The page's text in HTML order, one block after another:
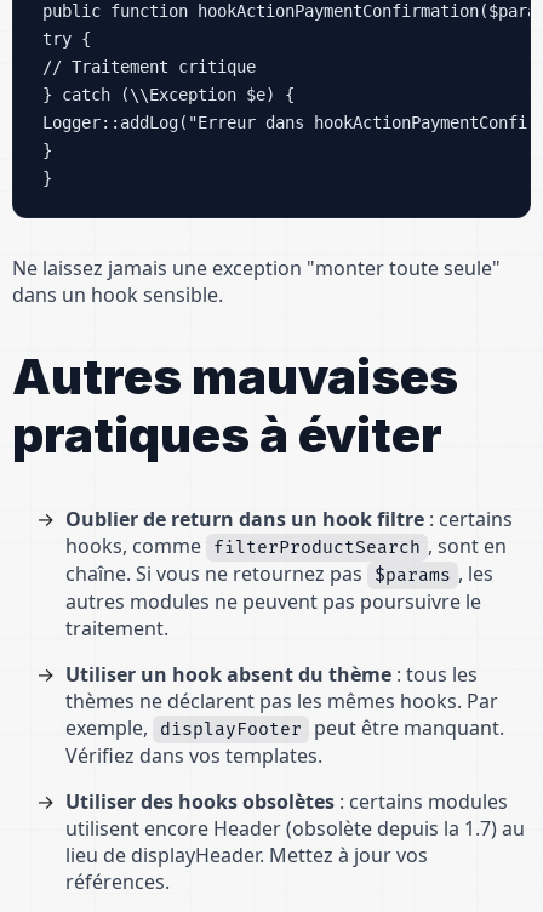
public function
try {
// Traitement critique
} catch (\\Exception $e) {
Logger::addLog("Erreur dans
}
Ne laissez jamais une exception "monter toute seule"
dans un hook sensible.
Autres mauvaises
pratiques à éviter
Oublier de return dans un hook filtre : certains
hooks, comme
filterProductSearch , sont en
chaîne. Si vous ne retournez pas
$params , les
autres modules ne peuvent pas poursuivre le
traitement.
Utiliser un hook absent du thème : tous les
thèmes ne déclarent pas les mêmes hooks. Par
exemple,
displayFooter
peut être manquant.
Vérifiez dans vos templates.
Utiliser des hooks obsolètes : certains modules
utilisent encore Header (obsolète depuis la 1.7) au
lieu de displayHeader. Mettez à jour vos
références.